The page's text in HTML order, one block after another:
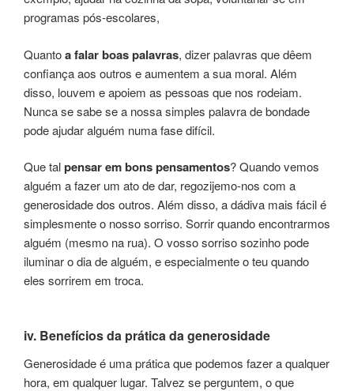
programas pós-escolares,
Quantoa falar boas palavras, dizer palavras que dêem
confiança aos outros e aumentem a sua moral. Além
disso, louvem e apoiem as pessoas que nos rodeiam.
Nunca se sabe se a nossa simples palavra de bondade
pode ajudar alguém numa fase difícil.
Que talpensar em bons pensamentos? Quando vemos
alguém a fazer um ato de dar, regozijemo-nos com a
generosidade dos outros. Além disso, a dádiva mais fácil é
simplesmente o nosso sorriso. Sorrir quando encontrarmos
alguém (mesmo na rua). O vosso sorriso sozinho pode
iluminar o dia de alguém, e especialmente o teu quando
eles sorrirem em troca.
iv. Benefícios da prática da generosidade
Generosidade é uma prática que podemos fazer a qualquer
hora, em qualquer lugar. Talvez se perguntem, o que